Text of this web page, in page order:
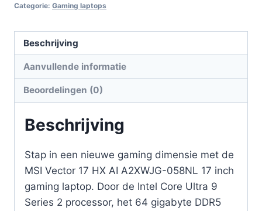
Categorie: Gaming laptops
Beschrijving
Aanvullende informatie
Beoordelingen (0)
Beschrijving
Stap in een nieuwe gaming dimensie met de
MSI Vector 17 HX AI A2XWJG-058NL 17 inch
gaming laptop. Door de Intel Core Ultra 9
Series 2 processor, het 64 gigabyte DDR5